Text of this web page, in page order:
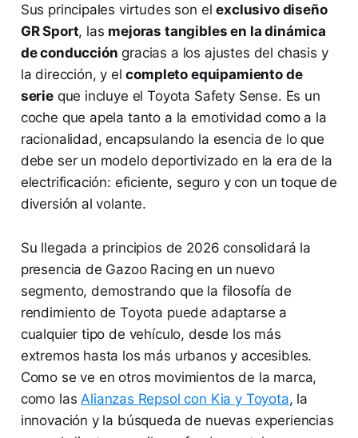
Sus principales virtudes son elexclusivo diseño
GR Sport, las mejoras tangibles en la dinámica
de conducción gracias a los ajustes del chasis y
la dirección, y elcompleto equipamiento de
serieque incluye el Toyota Safety Sense. Es un
coche que apela tanto a la emotividad como a la
racionalidad, encapsulando la esencia de lo que
debe ser un modelo deportivizado en la era de la
electrificación: eficiente, seguro y con un toque de
diversión al volante.
Su llegada a principios de 2026 consolidará la
presencia de Gazoo Racing en un nuevo
segmento, demostrando que la filosofía de
rendimiento de Toyota puede adaptarse a
cualquier tipo de vehículo, desde los más
extremos hasta los más urbanos y accesibles.
Como se ve en otros movimientos de la marca,
como las Alianzas Repsol con Kia y Toyota, la
innovación y la búsqueda de nuevas experiencias